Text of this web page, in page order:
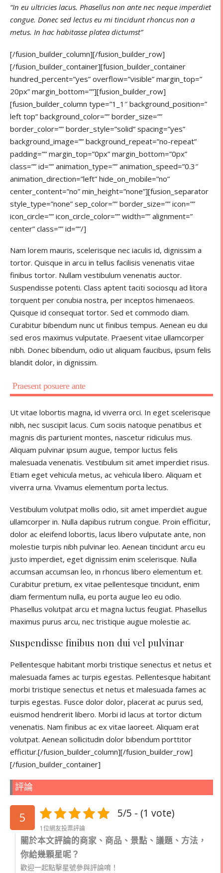
“In eu ultricies lacus. Phasellus non ante nec neque imperdiet
congue. Donec sed lectus eu mi tincidunt rhoncus non a
metus. In hac habitasse platea dictumst”
[/fusion_builder_column][/fusion_builder_row]
[/fusion_builder_container][fusion_builder_container
hundred_percent=”yes” overflow=”visible” margin_top=”
20px” margin_bottom=””][fusion_builder_row]
[fusion_builder_column type=”1_1″ background_position=”
left top” background_color=”” border_size=””
border_color=”” border_style=”solid” spacing=”yes”
background_image=”” background_repeat=”no-repeat”
padding=”” margin_top=”0px” margin_bottom=”0px”
class=”” id=”” animation_type=”” animation_speed=”0.3″
animation_direction=”left” hide_on_mobile=”no”
center_content=”no” min_height=”none”][fusion_separator
style_type=”none” sep_color=”” border_size=”” icon=””
icon_circle=”” icon_circle_color=”” width=”” alignment=”
center” class=”” id=””/]
Nam lorem mauris, scelerisque nec iaculis id, dignissim a
tortor. Quisque in arcu in tellus facilisis venenatis vitae
finibus tortor. Nullam vestibulum venenatis auctor.
Suspendisse potenti. Class aptent taciti sociosqu ad litora
torquent per conubia nostra, per inceptos himenaeos.
Quisque id consequat tortor. Sed et commodo diam.
Curabitur bibendum nunc ut finibus tempus. Aenean eu dui
sed eros maximus vulputate. Praesent vitae ullamcorper
nibh. Donec bibendum, odio ut aliquam faucibus, ipsum felis
blandit dolor, in dignissim.
Praesent posuere ante
Ut vitae lobortis magna, id viverra orci. In eget scelerisque
nibh, nec suscipit lacus. Cum sociis natoque penatibus et
magnis dis parturient montes, nascetur ridiculus mus.
Aliquam pulvinar ipsum augue, tempor luctus felis
malesuada venenatis. Vestibulum sit amet imperdiet risus.
Etiam eget vehicula metus, ac vehicula libero. Aliquam et
viverra urna. Vivamus elementum porta lectus.
Vestibulum volutpat mollis odio, sit amet imperdiet augue
ullamcorper in. Nulla dapibus rutrum congue. Proin efficitur,
dolor ac eleifend lobortis, lacus libero vulputate ante, non
molestie turpis nibh pulvinar leo. Aenean tincidunt arcu eu
justo imperdiet, eget dignissim enim scelerisque. Nulla
accumsan accumsan leo, in rhoncus libero elementum et.
Curabitur pretium, ex vitae pellentesque tincidunt, enim
diam fermentum nulla, eu porta augue leo eu odio.
Phasellus volutpat arcu et magna luctus feugiat. Phasellus
maximus purus arcu, nec tristique augue molestie ac.
Suspendisse finibus non dui vel pulvinar
Pellentesque habitant morbi tristique senectus et netus et
malesuada fames ac turpis egestas. Pellentesque habitant
morbi tristique senectus et netus et malesuada fames ac
turpis egestas. Fusce dolor dolor, placerat ac purus sed,
euismod hendrerit libero. Morbi id lacus at tortor dictum
venenatis. Nam finibus ac ex vitae laoreet. Aliquam erat
volutpat. Aenean sollicitudin dolor bibendum porttitor
efficitur.[/fusion_builder_column][/fusion_builder_row]
[/fusion_builder_container]
評論
5 5/5 - (1 vote)
1位網友投票評論
關於本文評論的商家、商品、景點、議題、方法，
你給幾顆星呢？
歡迎一起點擊星號參與評論唷！